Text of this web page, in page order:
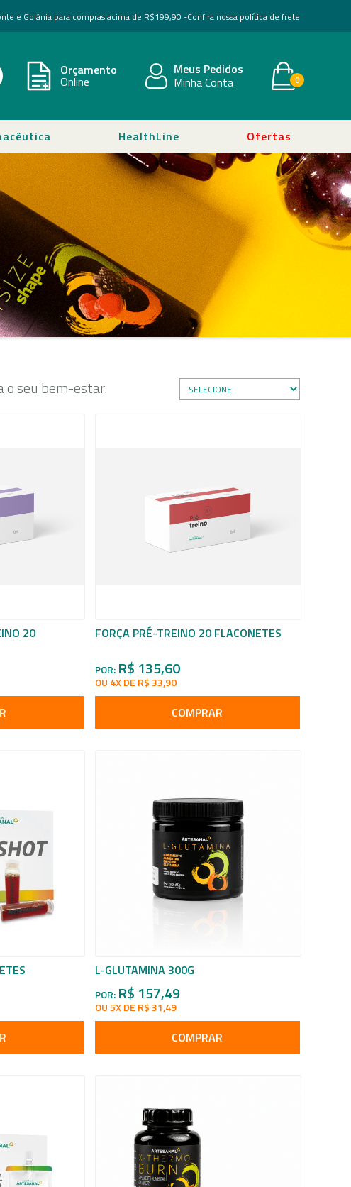
e Goiânia para compras acima de R$199,90 -Confira nossa política de frete
Orçamento
Online
Meus Pedidos
Minha Conta 0
HealthLine Ofertas
seu bem-estar.
20 FORÇA PRÉ-TREINO 20 FLACONETES
POR: R$ 135,60
OU 4X DE R$ 33,90
COMPRAR
L-GLUTAMINA 300G
POR: R$ 157,49
OU 5X DE R$ 31,49
COMPRAR